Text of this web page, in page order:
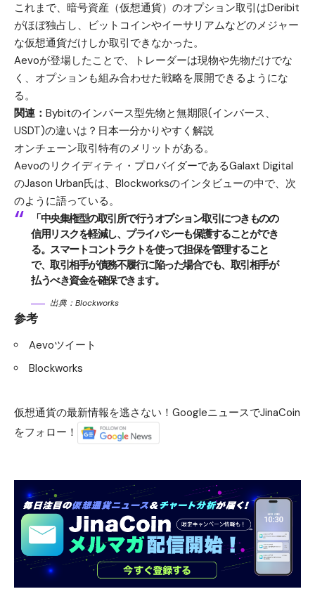
これまで、暗号資産（仮想通貨）のオプション取引はDeribit
がほぼ独占し、ビットコインやイーサリアムなどのメジャー
な仮想通貨だけしか取引できなかった。
Aevoが登場したことで、トレーダーは現物や先物だけでな
く、オプションも組み合わせた戦略を展開できるようにな
る。
関連： Bybitのインバース型先物と無期限(インバース、
USDT)の違いは？日本一分かりやすく解説
オンチェーン取引特有のメリットがある。
Aevoのリクイディティ・プロバイダーであるGalaxt Digital
のJason Urban氏は、Blockworksのインタビューの中で、次
のように語っている。
「中央集権型の取引所で行うオプション取引につきものの
信用リスクを軽減し、プライバシーも保護することができ
る。スマートコントラクトを使って担保を管理すること
で、取引相手が債務不履行に陥った場合でも、取引相手が
払うべき資金を確保できます。
出典： Blockworks
参考
Aevoツイート
Blockworks
仮想通貨の最新情報を逃さない！GoogleニュースでJinaCoin
をフォロー！